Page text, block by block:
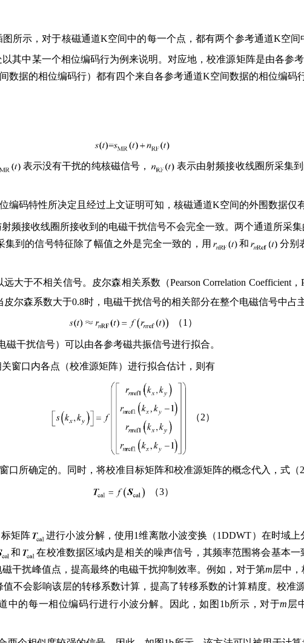
图所示，对于核磁通道K空间中的每一个点，都有两个参考通道K空
其中某一个相位编码行为例来说明。对应地，校准源矩阵是由各参
据的相位编码行）都有四个来自各参考通道K空间数据的相位编码
表示没有干扰的纯核磁信号， 表示由射频接收线圈所采集
编码特性所决定且经过上文证明可知，核磁通道K空间的外围数据仅
频接收线圈所接收到的电磁干扰信号不会完全一致。两个通道所采
到的信号特征除了幅值之外是完全一致的，用
和
分别
大于不相关信号。皮尔森相关系数（Pearson Correlation Coefficient
皮尔森系数大于0.8时，电磁干扰信号的相关部分在整个电磁信号中占
（1）
干扰信号）可以由各参考磁共振信号进行拟合。
窗口内各点（校准源矩阵）进行拟合估计，则有
（2）
口所确定的。同时，将校准目标矩阵和校准源矩阵的概念代入，式（
（3）
矩阵
进行小波分解，使用1维离散小波变换（1DDWT）在时域
和
在校准数据区域内是相关的噪声信号，其频率范围将会基本
干扰峰值点，提高最终的电磁干扰抑制效率。例如，对于第m层中
不会影响该层的转移系数计算，提高了转移系数的计算精度。校准
中的每一相位编码行进行小波分解。因此，如图1b所示，对于m 层